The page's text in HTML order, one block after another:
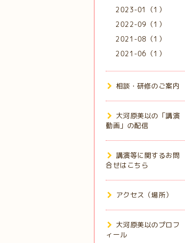
2023-01（1）
2022-09（1）
2021-08（1）
2021-06（1）
相談・研修のご案内
大河原美以の「講演
動画」の配信
講演等に関するお問
合せはこちら
アクセス（場所）
大河原美以のプロフ
ィール